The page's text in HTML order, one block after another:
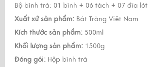
Bộ bình trà: 01 bình + 06 tách + 07 đĩa lót
Xuất xứ sản phẩm: Bát Tràng Việt Nam
Kích thước sản phẩm: 500ml
Khối lượng sản phẩm: 1500g
Đóng gói: Hộp bình trà